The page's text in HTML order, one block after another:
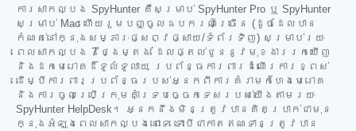
ការសាកល្បង SpyHunter គឺសម្រាប់ SpyHunter Pro ឬ SpyHunter
សម្រាប់ Mac ហើយរួមបញ្ចូលឧបករណ៍ច្រើន (ដូចដែលបាន
កំណត់នៅក្នុងសម្ភារៈផ្សព្វផ្សាយ/ទំព័រទិញ) សម្រាប់រយៈ
ពេលសាកល្បង 7 ថ្ងៃម្តង ដែលផ្តល់ជូននូវមុខងាររកឃើញ
និងដកមេរោគដ៏ទូលំទូលាយ ប្រព័ន្ធការពារដំណើរការខ្ពស់
ដើម្បីការពារប្រព័ន្ធរបស់អ្នកពីការគំរាមកំហែងមេរោគ
និងការចូលប្រើក្រុមគាំទ្របច្ចេកទេសរបស់យើងតាមរយៈ
SpyHunter HelpDesk។ អ្នកនឹងមិនត្រូវបានគិតប្រាក់ជាមុន
ក្នុងអំឡុងពេលសាកល្បងនោះទេ ទោះបីជាកាតឥណទានត្រូវបាន